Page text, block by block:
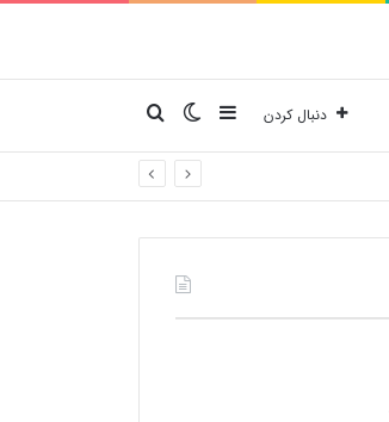
دنبال کردن نوارکناریتغییر پوسته
جستجو برای